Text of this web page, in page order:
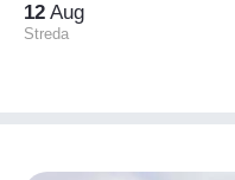
12 Aug
Streda